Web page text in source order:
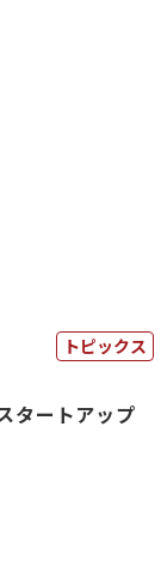
トピックス
タートアップ